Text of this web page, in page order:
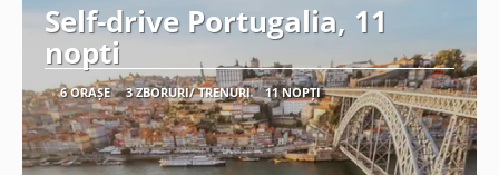
Self-drive Portugalia, 11
nopti
6 ORAȘE 3 ZBORURI/ TRENURI 11 NOPȚI